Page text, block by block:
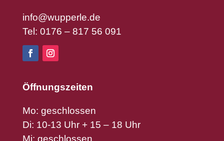
info@wupperle.de
Tel: 0176 – 817 56 091
Öffnungszeiten
Mo: geschlossen
Di: 10-13 Uhr + 15 – 18 Uhr
Mi: geschlossen